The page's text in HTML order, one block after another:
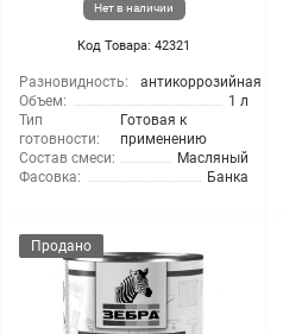
Нет в наличии
Код Товара: 42321
Разновидность:
антикоррозийная
Объем:
1 л
Тип
готовности:
Готовая к
применению
Состав смеси:
Масляный
Фасовка:
Банка
Продано